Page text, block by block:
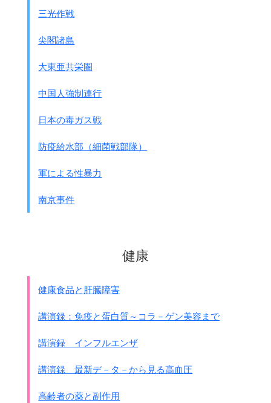
ところが不思議なことに国の方針は
危険性を否定していません
このあいだ横浜で10月になくなったお子さん、
厚生省の医務官は
｢タミフルとの因果関係は否定できない｣と言っています。
ありましたではなく、完全否定は出来ないので
民間でテータ－の集積を
お願いしてく
ださいと言うことです。
ただ感染拡大を考えると
一定の効果は考えられますので、
心配なら注意して使うのはかまわないと思いますが、
風邪なんだから感染してなおって抗体をつくれば
いいんじゃないのかなと思っています。
全体の1/3位じゃないかといわれています。
インフルエンザを選んでしらべると
しかし解熱剤を使わなくても脳症になる。
厚生省では
予防接種と脳症やタミフルと脳症
両方の研究班がありますが、
いずれも脳症を防ぐことは出来ないと言うのが結論です。
厚生省の研究班の岡山大学の教授は
｢タミフルと脳症は何の関係もない｣と言っています。
とすると重症化とは何なのかと言うことが問題です。
三光作戦
尖閣諸島
大東亜共栄圏
中国人強制連行
日本の毒ガス戦
防疫給水部（細菌戦部隊）
軍による性暴力
南京事件
健康
健康食品と肝臓障害
講演録：免疫と蛋白質～コラ－ゲン美容まで
講演録 インフルエンザ
講演録 最新デ－タ－から見る高血圧
高齢者の薬と副作用